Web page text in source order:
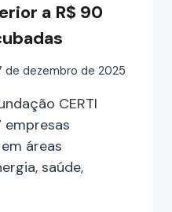
a R$ 90
de dezembro de 2025
CERTI
empresas
áreas
saúde,